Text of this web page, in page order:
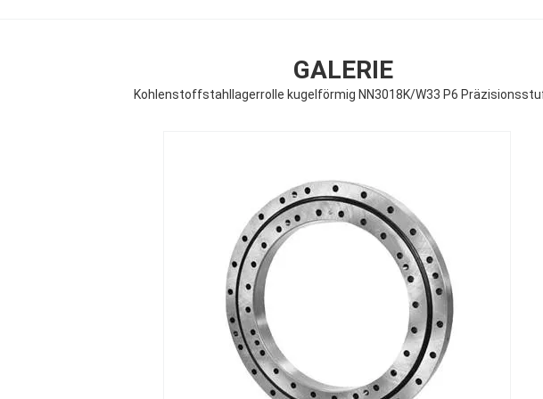
GALERIE
Kohlenstoffstahllagerrolle kugelförmig NN3018K/W33 P6